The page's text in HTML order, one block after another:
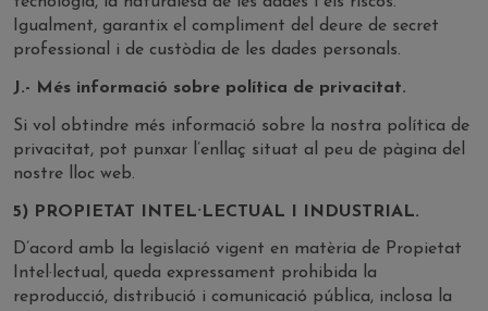
Igualment, garantix el compliment del deure de secret
professional i de custòdia de les dades personals.
J.- Més informació sobre política de privacitat.
Si vol obtindre més informació sobre la nostra política de
privacitat, pot punxar l’enllaç situat al peu de pàgina del
nostre lloc web.
5) PROPIETAT INTEL·LECTUAL I INDUSTRIAL.
D’acord amb la legislació vigent en matèria de Propietat
Intel·lectual, queda expressament prohibida la
reproducció, distribució i comunicació pública, inclosa la